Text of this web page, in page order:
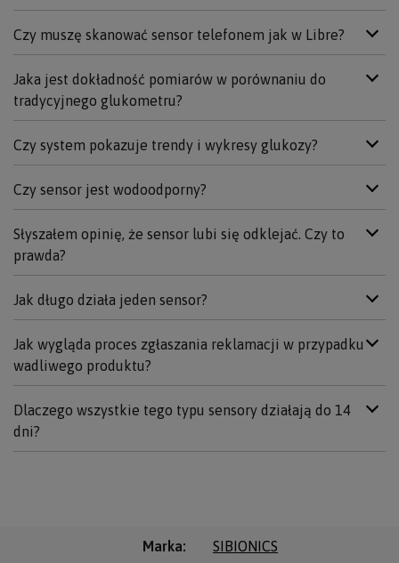
Czy muszę skanować sensor telefonem jak w Libre?
Jaka jest dokładność pomiarów w porównaniu do
tradycyjnego glukometru?
Czy system pokazuje trendy i wykresy glukozy?
Czy sensor jest wodoodporny?
Słyszałem opinię, że sensor lubi się odklejać. Czy to
prawda?
Jak długo działa jeden sensor?
Jak wygląda proces zgłaszania reklamacji w przypadku
wadliwego produktu?
Dlaczego wszystkie tego typu sensory działają do 14
dni?
Marka SIBIONICS